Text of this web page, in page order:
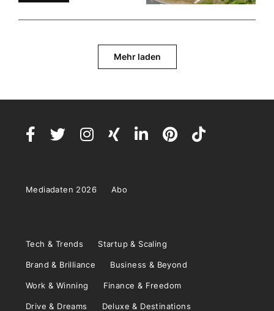
Mehr laden
Mediadaten 2026 Abo
Tech & Trends Startup & Scaling
Brand & Brilliance Business & Beyond
Work & Winning Finance & Freedom
Drive & Dreams Deluxe & Destinations